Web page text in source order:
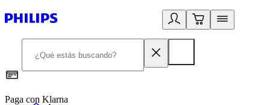
Paga con Klarna